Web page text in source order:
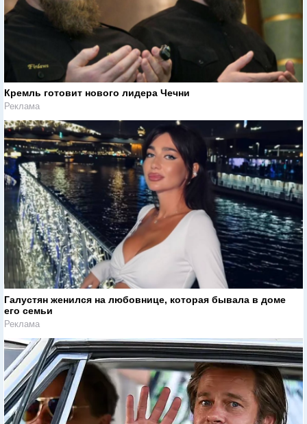
Кремль готовит нового лидера Чечни
Реклама
Галустян женился на любовнице, которая бывала в доме
его семьи
Реклама